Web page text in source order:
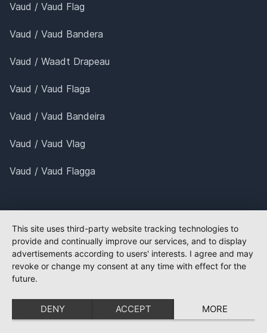
Vaud / Vaud Flag
Vaud / Vaud Bandera
Vaud / Waadt Drapeau
Vaud / Vaud Flaga
Vaud / Vaud Bandeira
Vaud / Vaud Vlag
Vaud / Vaud Flagga
This site uses third-party website tracking technologies to
provide and continually improve our services, and to display
advertisements according to users' interests. I agree and may
revoke or change my consent at any time with effect for the
future.
DENY ACCEPT MORE